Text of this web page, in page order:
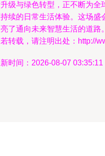
级与绿色转型，正不断为全
续的日常生活体验。这场盛
了通向未来智慧生活的道路。
转载，请注明出处：http://
时间：2026-08-07 03:35:11